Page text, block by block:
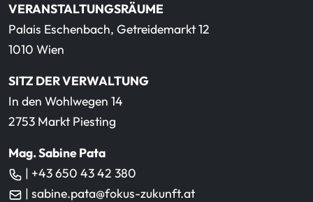
VERANSTALTUNGSRÄUME
Palais Eschenbach, Getreidemarkt 12
1010 Wien
SITZ DER VERWALTUNG
In den Wohlwegen 14
2753 Markt Piesting
Mag. Sabine Pata
| +43 650 43 42 380
| sabine.pata@fokus-zukunft.at